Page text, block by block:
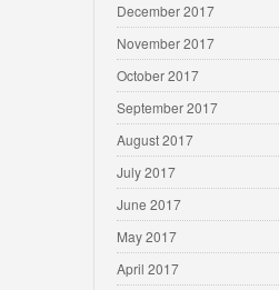
December 2017
November 2017
October 2017
September 2017
August 2017
July 2017
June 2017
May 2017
April 2017